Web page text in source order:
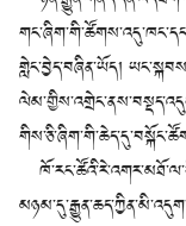
གླེང་བྱེད་བཞིན་ཡོད།